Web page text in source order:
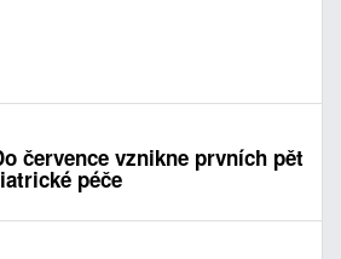
července vznikne prvních pět
péče